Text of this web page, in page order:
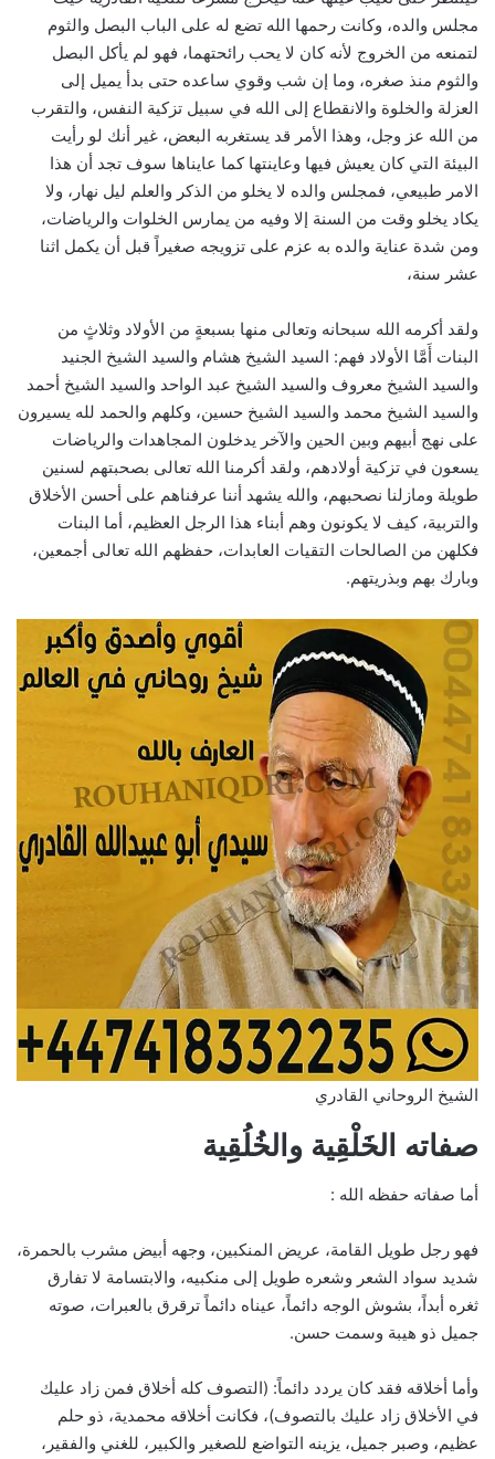
مجلس والده، وكانت رحمها الله تضع له على الباب البصل والثوم
لتمنعه من الخروج لأنه كان لا يحب رائحتهما، فهو لم يأكل البصل
والثوم منذ صغره، وما إن شب وقوي ساعده حتى بدأ يميل إلى
العزلة والخلوة والانقطاع إلى الله في سبيل تزكية النفس، والتقرب
من الله عز وجل، وهذا الأمر قد يستغربه البعض، غير أنك لو رأيت
البيئة التي كان يعيش فيها وعاينتها كما عايناها سوف تجد أن هذا
الامر طبيعي، فمجلس والده لا يخلو من الذكر والعلم ليل نهار، ولا
يكاد يخلو وقت من السنة إلا وفيه من يمارس الخلوات والرياضات،
ومن شدة عناية والده به عزم على تزويجه صغيراً قبل أن يكمل اثنا
عشر سنة،
ولقد أكرمه الله سبحانه وتعالى منها بسبعةٍ من الأولاد وثلاثٍ من
البنات أَمَّا الأولاد فهم: السيد الشيخ هشام والسيد الشيخ الجنيد
والسيد الشيخ معروف والسيد الشيخ عبد الواحد والسيد الشيخ أحمد
والسيد الشيخ محمد والسيد الشيخ حسين، وكلهم والحمد لله يسيرون
على نهج أبيهم وبين الحين والآخر يدخلون المجاهدات والرياضات
يسعون في تزكية أولادهم، ولقد أكرمنا الله تعالى بصحبتهم لسنين
طويلة ومازلنا نصحبهم، والله يشهد أننا عرفناهم على أحسن الأخلاق
والتربية، كيف لا يكونون وهم أبناء هذا الرجل العظيم، أما البنات
فكلهن من الصالحات التقيات العابدات، حفظهم الله تعالى أجمعين،
وبارك بهم وبذريتهم.
الشيخ الروحاني القادري
صفاته الخَلْقِية والخُلُقِية
أما صفاته حفظه الله :
فهو رجل طويل القامة، عريض المنكبين، وجهه أبيض مشرب بالحمرة،
شديد سواد الشعر وشعره طويل إلى منكبيه، والابتسامة لا تفارق
ثغره أبداً، بشوش الوجه دائماً، عيناه دائماً ترقرق بالعبرات، صوته
جميل ذو هيبة وسمت حسن.
وأما أخلاقه فقد كان يردد دائماً: (التصوف كله أخلاق فمن زاد عليك
في الأخلاق زاد عليك بالتصوف)، فكانت أخلاقه محمدية، ذو حلم
عظيم، وصبر جميل، يزينه التواضع للصغير والكبير، للغني والفقير،